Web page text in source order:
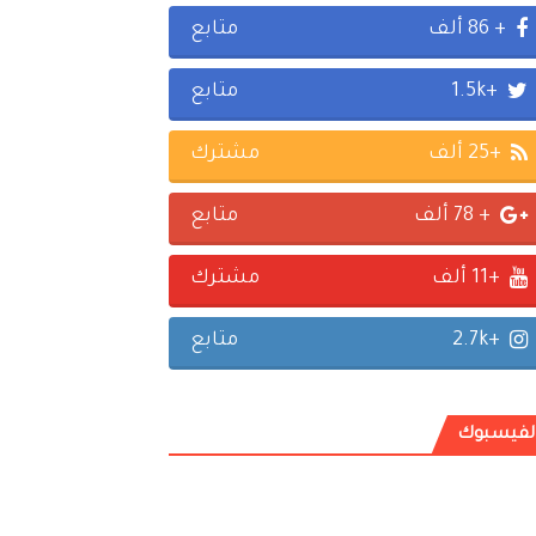
+ 86 ألف متابع
+1.5k متابع
+25 ألف مشترك
+ 78 ألف متابع
+11 ألف مشترك
+2.7k متابع